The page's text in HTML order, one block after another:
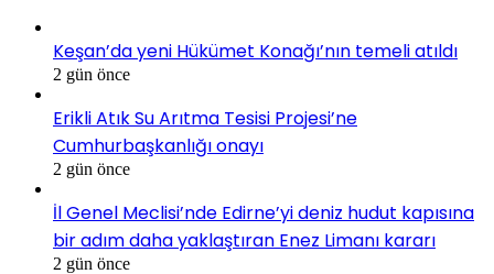
Keşan’da yeni Hükümet Konağı’nın temeli atıldı
2 gün önce
Erikli Atık Su Arıtma Tesisi Projesi’ne
Cumhurbaşkanlığı onayı
2 gün önce
İl Genel Meclisi’nde Edirne’yi deniz hudut kapısına
bir adım daha yaklaştıran Enez Limanı kararı
2 gün önce